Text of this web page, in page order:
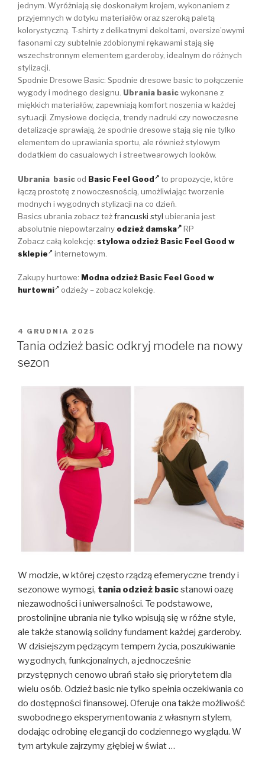
jednym. Wyróżniają się doskonałym krojem, wykonaniem z
przyjemnych w dotyku materiałów oraz szeroką paletą
kolorystyczną. T-shirty z delikatnymi dekoltami, oversize’owymi
fasonami czy subtelnie zdobionymi rękawami stają się
wszechstronnym elementem garderoby, idealnym do różnych
stylizacji.
Spodnie Dresowe Basic: Spodnie dresowe basic to połączenie
wygody i modnego designu. Ubrania basicwykonane z
miękkich materiałów, zapewniają komfort noszenia w każdej
sytuacji. Zmysłowe docięcia, trendy nadruki czy nowoczesne
detalizacje sprawiają, że spodnie dresowe stają się nie tylko
elementem do uprawiania sportu, ale również stylowym
dodatkiem do casualowych i streetwearowych looków.
Ubrania basic od Basic Feel Good
to propozycje, które
łączą prostotę z nowoczesnością, umożliwiając tworzenie
modnych i wygodnych stylizacji na co dzień.
Basics ubrania zobacz teżfrancuski styl ubierania jest
absolutnie niepowtarzalny odzież damska
RP
Zobacz całą kolekcję: stylowa odzież Basic Feel Good w
sklepie
internetowym.
Zakupy hurtowe: Modna odzież Basic Feel Good w
hurtowni
odzieży – zobacz kolekcję.
OPUBLIKOWANE
W
4 GRUDNIA 2025
Tania odzież basic odkryj modele na nowy
sezon
W modzie, w której często rządzą efemeryczne trendy i
sezonowe wymogi, tania odzież basicstanowi oazę
niezawodności i uniwersalności. Te podstawowe,
prostolinijne ubrania nie tylko wpisują się w różne style,
ale także stanowią solidny fundament każdej garderoby.
W dzisiejszym pędzącym tempem życia, poszukiwanie
wygodnych, funkcjonalnych, a jednocześnie
przystępnych cenowo ubrań stało się priorytetem dla
wielu osób. Odzież basic nie tylko spełnia oczekiwania co
do dostępności finansowej. Oferuje ona także możliwość
swobodnego eksperymentowania z własnym stylem,
dodając odrobinę elegancji do codziennego wyglądu. W
tym artykule zajrzymy głębiej w świat …